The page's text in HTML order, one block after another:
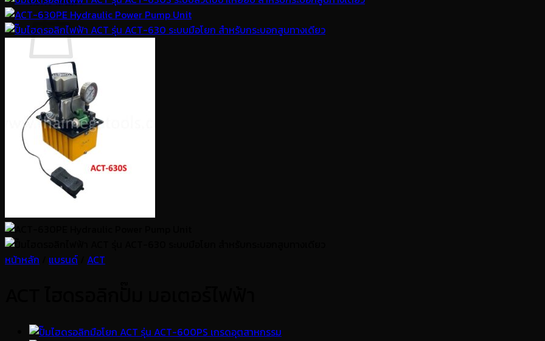
ตะกร้าสินค้า
ไม่มีสินค้าในตะกร้า
กลับสู่หน้าร้านค้า
หน้าหลัก แบรนด์ ACT